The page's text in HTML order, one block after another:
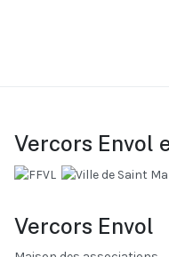
Vercors Envol
Vercors Envol